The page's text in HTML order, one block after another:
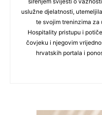
uslužne djelatnosti,
te svojim treninzima
Hospitality pristupu i
čovjeku i njegovim
hrvatskih portala i